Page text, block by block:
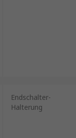
Endschalter-
Halterung